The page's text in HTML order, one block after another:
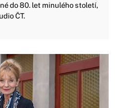
do 80. let minulého století,
ČT.